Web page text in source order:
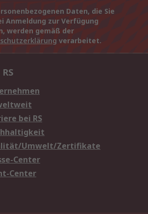
Daten, die Sie
Anmeldung zur Verfügung
werden gemäß der
verarbeitet.
bei RS
Umwelt/Zertifikate
Center
Center